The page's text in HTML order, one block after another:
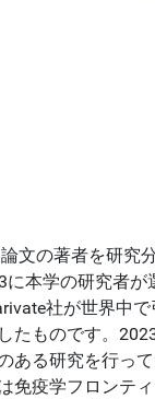
文の著者を研究
本学の研究者が
社が世界中
たものです。
ある研究を行っ
免疫学フロンテ